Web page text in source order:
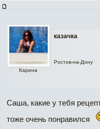
казачка
Карина
Ростов-на-Дону
Саша, какие у тебя
тоже очень понравился